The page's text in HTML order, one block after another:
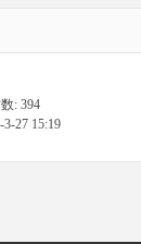
: 394
27 15:19